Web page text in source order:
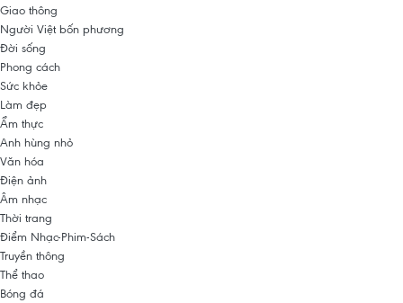
Giao thông
Người Việt bốn phương
Đời sống
Phong cách
Sức khỏe
Làm đẹp
Ẩm thực
Anh hùng nhỏ
Văn hóa
Điện ảnh
Âm nhạc
Thời trang
Điểm Nhạc-Phim-Sách
Truyền thông
Thể thao
Bóng đá